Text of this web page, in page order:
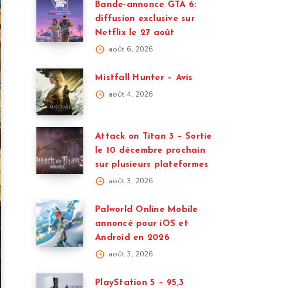
Bande-annonce GTA 6:
diffusion exclusive sur
Netflix le 27 août
août 6, 2026
Mistfall Hunter – Avis
août 4, 2026
Attack on Titan 3 – Sortie
le 10 décembre prochain
sur plusieurs plateformes
août 3, 2026
Palworld Online Mobile
annoncé pour iOS et
Android en 2026
août 3, 2026
PlayStation 5 – 95,3